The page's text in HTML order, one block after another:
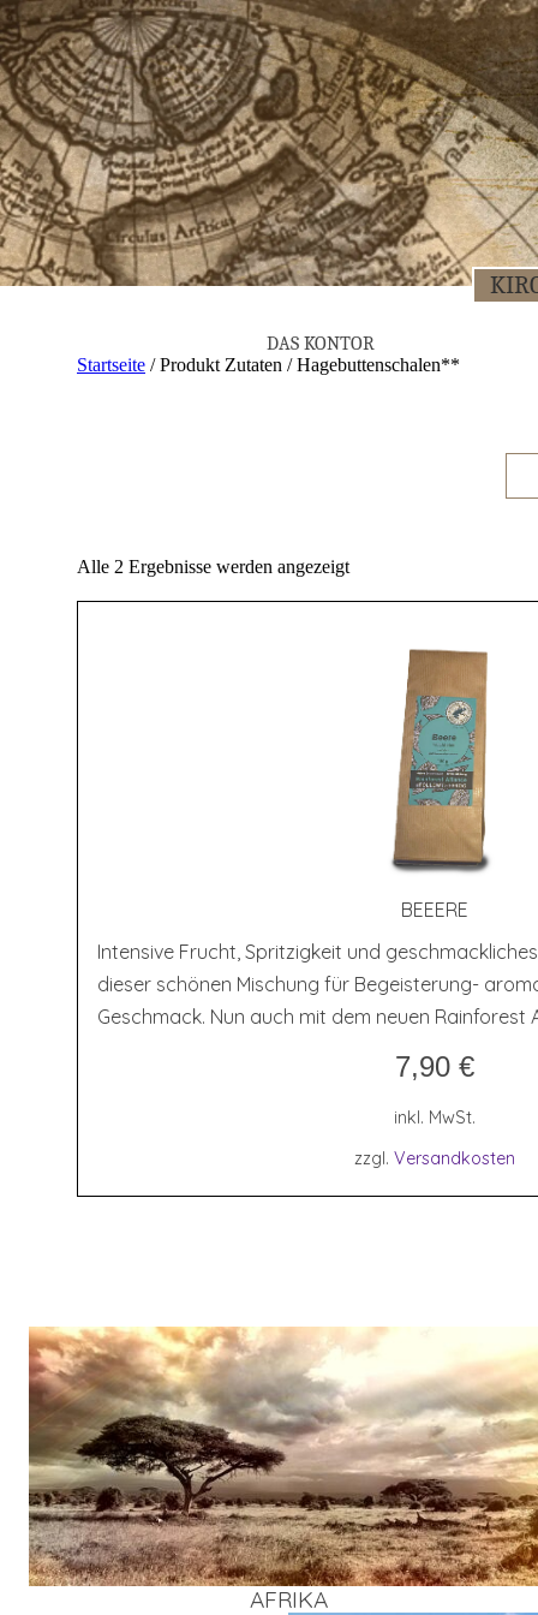
DAS KON­TOR
Startseite / Produkt Zutaten / Hagebuttenschalen**
Alle 2 Ergebnisse werden angezeigt
BEEERE
Intensive Frucht, Spritzigkeit und
dieser schönen Mischung für Begeisterung-
Geschmack. Nun auch mit dem neuen Rainforest
7,90 €
inkl. MwSt.
zzgl. Versandkosten
AFRI­KA